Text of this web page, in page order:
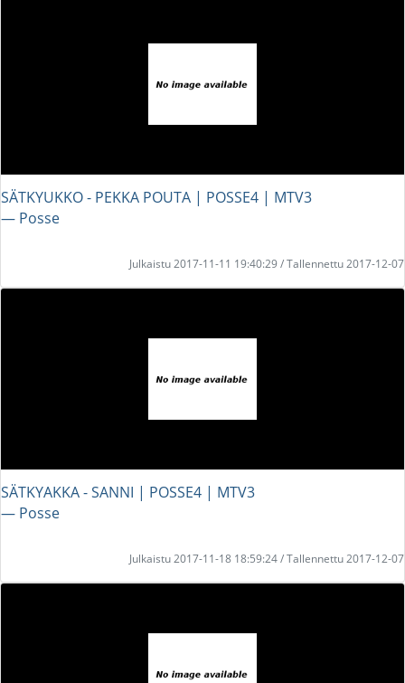
SÄTKYUKKO - PEKKA POUTA | POSSE4 | MTV3
― Posse
Julkaistu 2017-11-11 19:40:29 / Tallennettu 2017-12-07
SÄTKYAKKA - SANNI | POSSE4 | MTV3
― Posse
Julkaistu 2017-11-18 18:59:24 / Tallennettu 2017-12-07